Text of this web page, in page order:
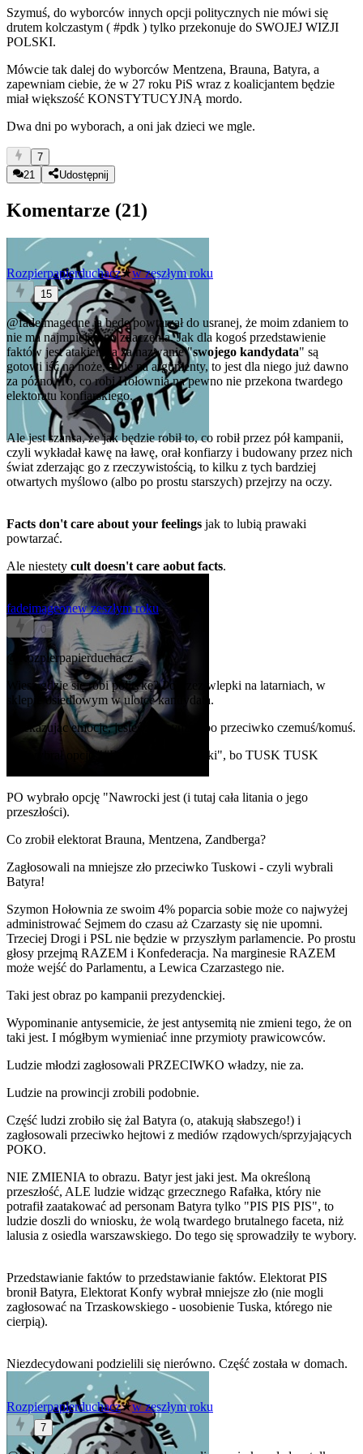
Szymuś, do wyborców innych opcji politycznych nie mówi się
drutem kolczastym ( #pdk ) tylko przekonuje do SWOJEJ WIZJI
POLSKI.
Mówcie tak dalej do wyborców Mentzena, Brauna, Batyra, a
zapewniam ciebie, że w 27 roku PiS wraz z koalicjantem będzie
miał większość KONSTYTUCYJNĄ mordo.
Dwa dni po wyborach, a oni jak dzieci we mgle.
7
21
Udostępnij
Komentarze (21)
Rozpierpapierduchacz★w zeszłym roku
15
@fadeimageoneja będę powtarzał do usranej, że moim zdaniem to
nie ma najmniejszego znaczenia. Jak dla kogoś przedstawienie
faktów jest atakiem, a za nazwanie "swojego kandydata" są
gotowi iść na noże, a nie na argumenty, to jest dla niego już dawno
za późno. To, co robi Hołownia na pewno nie przekona twardego
elektoratu konfiarskiego.
Ale jest szansa, że jak będzie robił to, co robił przez pół kampanii,
czyli wykładał kawę na ławę, orał konfiarzy i budowany przez nich
świat zderzając go z rzeczywistością, to kilku z tych bardziej
otwartych myślowo (albo po prostu starszych) przejrzy na oczy.
Facts don't care about your feelings jak to lubią prawaki
powtarzać.
Ale niestety cult doesn't care aobut facts.
fadeimageonew zeszłym roku
0
@Rozpierpapierduchacz
Wiesz gdzie się robi politykę? Poprzez wlepki na latarniach, w
sklepie osiedlowym w ulotce kandydata.
Przekazując emocje, jesteś za czymś albo przeciwko czemuś/komuś.
PiS wybrał opcję "#ByleNieTrzaskowski", bo TUSK TUSK
PO wybrało opcję "Nawrocki jest (i tutaj cała litania o jego
przeszłości).
Co zrobił elektorat Brauna, Mentzena, Zandberga?
Zagłosowali na mniejsze zło przeciwko Tuskowi - czyli wybrali
Batyra!
Szymon Hołownia ze swoim 4% poparcia sobie może co najwyżej
administrować Sejmem do czasu aż Czarzasty się nie upomni.
Trzeciej Drogi i PSL nie będzie w przyszłym parlamencie. Po prostu
głosy przejmą RAZEM i Konfederacja. Na marginesie RAZEM
może wejść do Parlamentu, a Lewica Czarzastego nie.
Taki jest obraz po kampanii prezydenckiej.
Wypominanie antysemicie, że jest antysemitą nie zmieni tego, że on
taki jest. I mógłbym wymieniać inne przymioty prawicowców.
Ludzie młodzi zagłosowali PRZECIWKO władzy, nie za.
Ludzie na prowincji zrobili podobnie.
Część ludzi zrobiło się żal Batyra (o, atakują słabszego!) i
zagłosowali przeciwko hejtowi z mediów rządowych/sprzyjających
POKO.
NIE ZMIENIA to obrazu. Batyr jest jaki jest. Ma określoną
przeszłość, ALE ludzie widząc grzecznego Rafałka, który nie
potrafił zaatakować ad personam Batyra tylko "PIS PIS PIS", to
ludzie doszli do wniosku, że wolą twardego brutalnego faceta, niż
lalusia z osiedla warszawskiego. Do tego się sprowadziły te wybory.
Przedstawianie faktów to przedstawianie faktów. Elektorat PIS
bronił Batyra, Elektorat Konfy wybrał mniejsze zło (nie mogli
zagłosować na Trzaskowskiego - uosobienie Tuska, którego nie
cierpią).
Niezdecydowani podzielili się nierówno. Część została w domach.
Rozpierpapierduchacz★w zeszłym roku
7